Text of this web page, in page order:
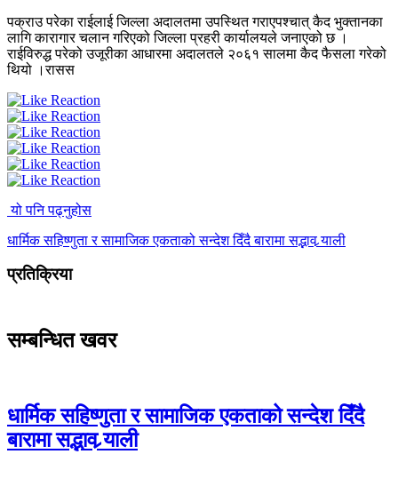
पक्राउ परेका राईलाई जिल्ला अदालतमा उपस्थित गराएपश्चात् कैद भुक्तानका
लागि कारागार चलान गरिएको जिल्ला प्रहरी कार्यालयले जनाएको छ ।
राईविरुद्ध परेको उजूरीका आधारमा अदालतले २०६१ सालमा कैद फैसला गरेको
थियो ।रासस
यो पनि पढ्नुहोस
धार्मिक सहिष्णुता र सामाजिक एकताको सन्देश दिँदै बारामा सद्भाव र्‍याली
प्रतिक्रिया
सम्बन्धित खवर
धार्मिक सहिष्णुता र सामाजिक एकताको सन्देश दिँदै
बारामा सद्भाव र्‍याली